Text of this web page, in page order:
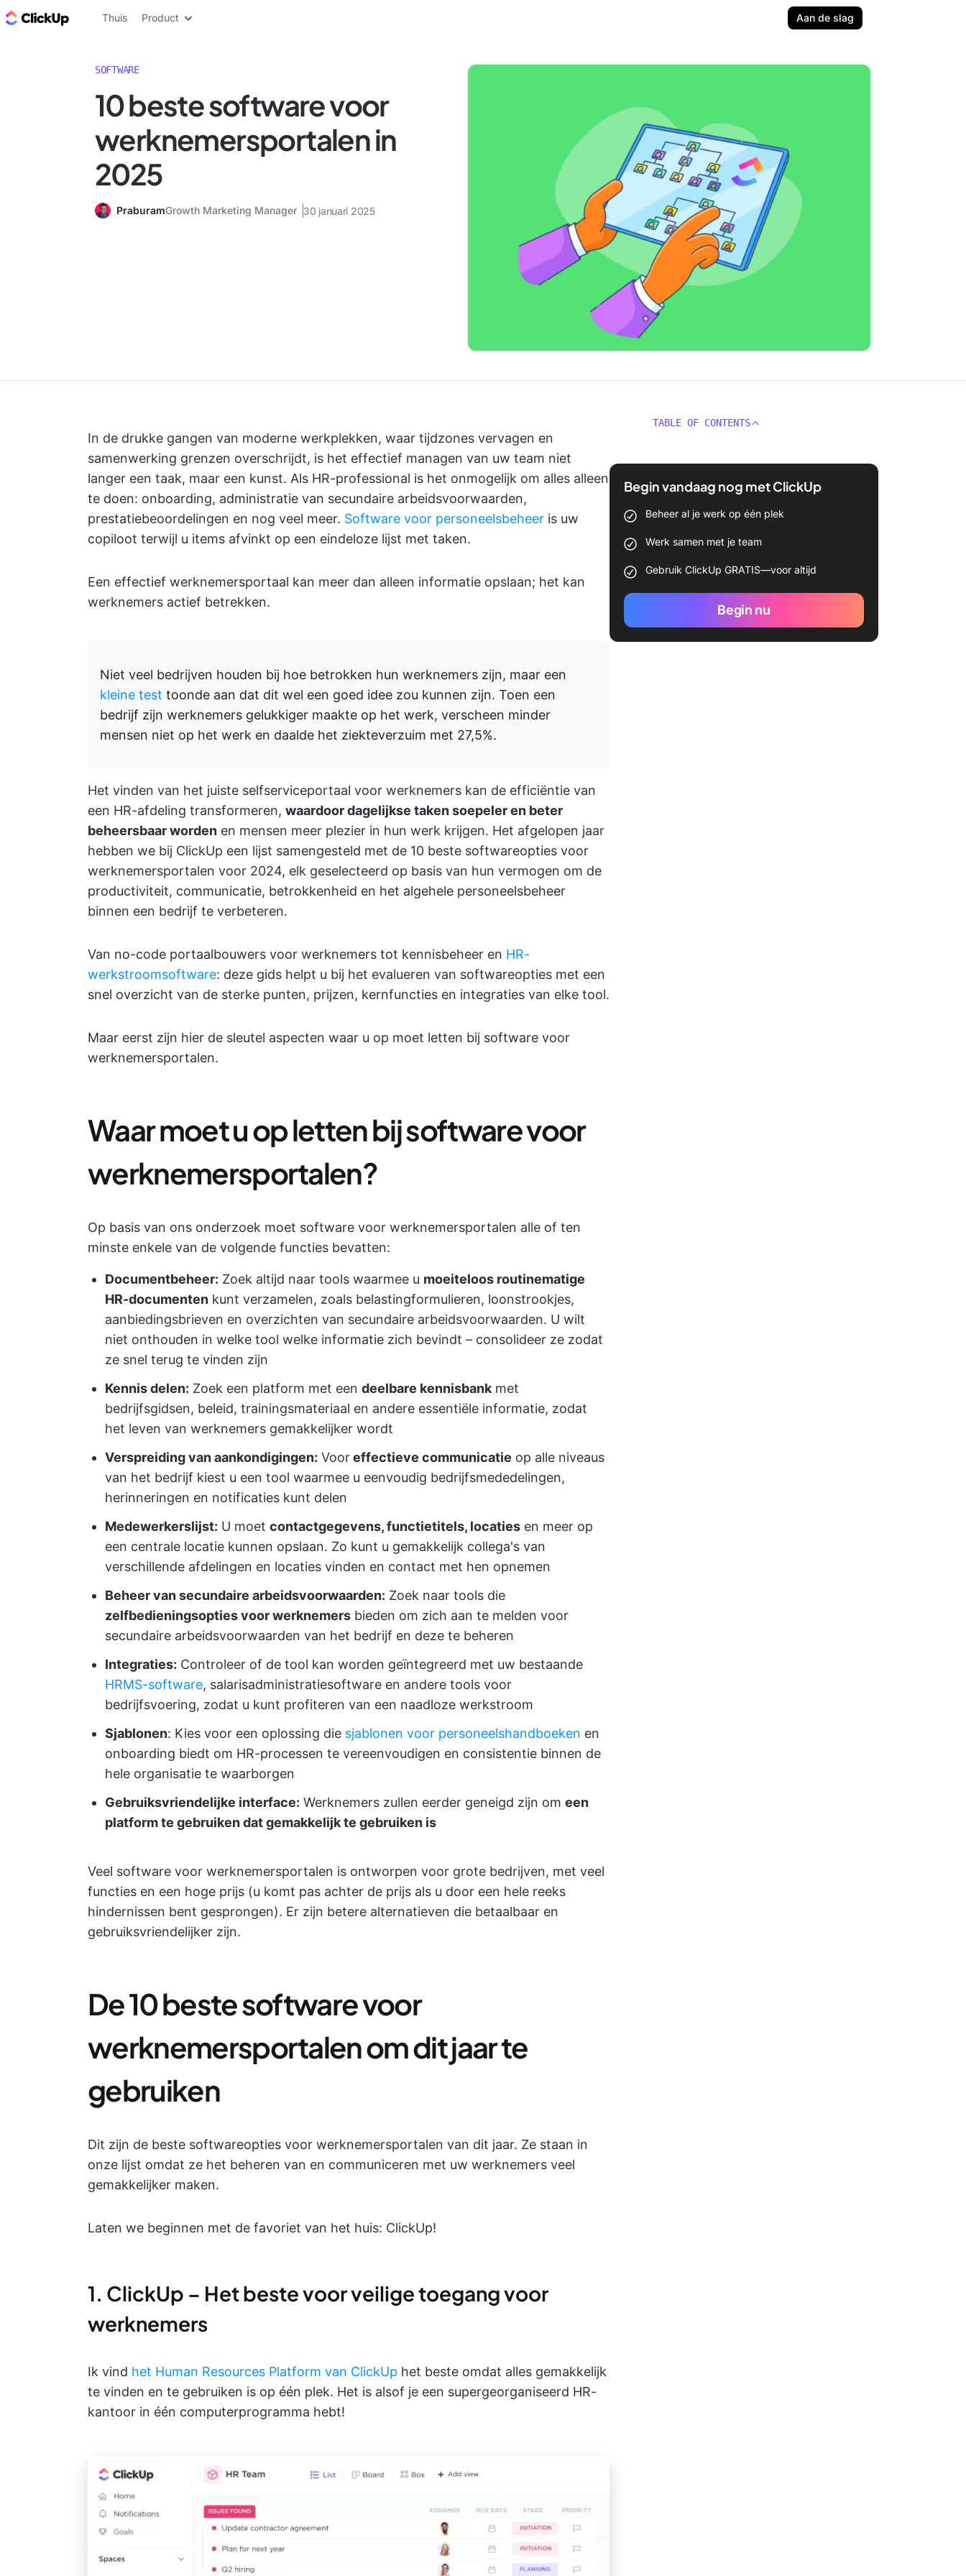
ClickUp Blog
Thuis Product Aan de slag
SOFTWARE
10 beste software voor
werknemersportalen in
2025
PraburamGrowth Marketing Manager 30 januari 2025
In de drukke gangen van moderne werkplekken, waar tijdzones vervagen en
samenwerking grenzen overschrijdt, is het effectief managen van uw team niet
langer een taak, maar een kunst. Als HR-professional is het onmogelijk om alles alleen
te doen: onboarding, administratie van secundaire arbeidsvoorwaarden,
prestatiebeoordelingen en nog veel meer. Software voor personeelsbeheer is uw
copiloot terwijl u items afvinkt op een eindeloze lijst met taken.
Een effectief werknemersportaal kan meer dan alleen informatie opslaan; het kan
werknemers actief betrekken.
Niet veel bedrijven houden bij hoe betrokken hun werknemers zijn, maar een
kleine test toonde aan dat dit wel een goed idee zou kunnen zijn. Toen een
bedrijf zijn werknemers gelukkiger maakte op het werk, verscheen minder
mensen niet op het werk en daalde het ziekteverzuim met 27,5%.
Het vinden van het juiste selfserviceportaal voor werknemers kan de efficiëntie van
een HR-afdeling transformeren, waardoor dagelijkse taken soepeler en beter
beheersbaar worden en mensen meer plezier in hun werk krijgen. Het afgelopen jaar
hebben we bij ClickUp een lijst samengesteld met de 10 beste softwareopties voor
werknemersportalen voor 2024, elk geselecteerd op basis van hun vermogen om de
productiviteit, communicatie, betrokkenheid en het algehele personeelsbeheer
binnen een bedrijf te verbeteren.
Van no-code portaalbouwers voor werknemers tot kennisbeheer en HR-
werkstroomsoftware: deze gids helpt u bij het evalueren van softwareopties met een
snel overzicht van de sterke punten, prijzen, kernfuncties en integraties van elke tool.
Maar eerst zijn hier de sleutel aspecten waar u op moet letten bij software voor
werknemersportalen.
Waar moet u op letten bij software voor
werknemersportalen?
Op basis van ons onderzoek moet software voor werknemersportalen alle of ten
minste enkele van de volgende functies bevatten:
Documentbeheer: Zoek altijd naar tools waarmee u moeiteloos routinematige
HR-documenten kunt verzamelen, zoals belastingformulieren, loonstrookjes,
aanbiedingsbrieven en overzichten van secundaire arbeidsvoorwaarden. U wilt
niet onthouden in welke tool welke informatie zich bevindt – consolideer ze zodat
ze snel terug te vinden zijn
Kennis delen: Zoek een platform met een deelbare kennisbank met
bedrijfsgidsen, beleid, trainingsmateriaal en andere essentiële informatie, zodat
het leven van werknemers gemakkelijker wordt
Verspreiding van aankondigingen: Vooreffectieve communicatie op alle niveaus
van het bedrijf kiest u een tool waarmee u eenvoudig bedrijfsmededelingen,
herinneringen en notificaties kunt delen
Medewerkerslijst: U moet contactgegevens, functietitels, locaties en meer op
een centrale locatie kunnen opslaan. Zo kunt u gemakkelijk collega's van
verschillende afdelingen en locaties vinden en contact met hen opnemen
Beheer van secundaire arbeidsvoorwaarden: Zoek naar tools die
zelfbedieningsopties voor werknemers bieden om zich aan te melden voor
secundaire arbeidsvoorwaarden van het bedrijf en deze te beheren
Integraties: Controleer of de tool kan worden geïntegreerd met uw bestaande
HRMS-software, salarisadministratiesoftware en andere tools voor
bedrijfsvoering, zodat u kunt profiteren van een naadloze werkstroom
Sjablonen: Kies voor een oplossing die sjablonen voor personeelshandboeken en
onboarding biedt om HR-processen te vereenvoudigen en consistentie binnen de
hele organisatie te waarborgen
Gebruiksvriendelijke interface: Werknemers zullen eerder geneigd zijn om een
platform te gebruiken dat gemakkelijk te gebruiken is
Veel software voor werknemersportalen is ontworpen voor grote bedrijven, met veel
functies en een hoge prijs (u komt pas achter de prijs als u door een hele reeks
hindernissen bent gesprongen). Er zijn betere alternatieven die betaalbaar en
gebruiksvriendelijker zijn.
De 10 beste software voor
werknemersportalen om dit jaar te
gebruiken
Dit zijn de beste softwareopties voor werknemersportalen van dit jaar. Ze staan in
onze lijst omdat ze het beheren van en communiceren met uw werknemers veel
gemakkelijker maken.
Laten we beginnen met de favoriet van het huis: ClickUp!
1. ClickUp – Het beste voor veilige toegang voor
werknemers
Ik vind het Human Resources Platform van ClickUp het beste omdat alles gemakkelijk
te vinden en te gebruiken is op één plek. Het is alsof je een supergeorganiseerd HR-
kantoor in één computerprogramma hebt!
TABLE OF CONTENTS
Begin vandaag nog met ClickUp
Beheer al je werk op één plek
Werk samen met je team
Gebruik ClickUp GRATIS—voor altijd
Begin nu